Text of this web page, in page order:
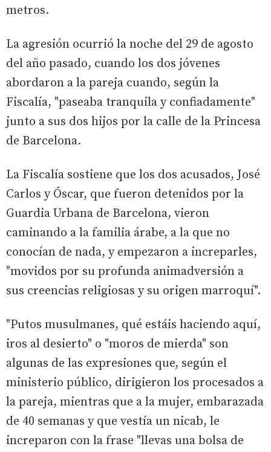
metros.
La agresión ocurrió la noche del 29 de agosto
del año pasado, cuando los dos jóvenes
abordaron a la pareja cuando, según la
Fiscalía, "paseaba tranquila y confiadamente"
junto a sus dos hijos por la calle de la Princesa
de Barcelona.
La Fiscalía sostiene que los dos acusados, José
Carlos y Óscar, que fueron detenidos por la
Guardia Urbana de Barcelona, vieron
caminando a la familia árabe, a la que no
conocían de nada, y empezaron a increparles,
"movidos por su profunda animadversión a
sus creencias religiosas y su origen marroquí".
"Putos musulmanes, qué estáis haciendo aquí,
iros al desierto" o "moros de mierda" son
algunas de las expresiones que, según el
ministerio público, dirigieron los procesados a
la pareja, mientras que a la mujer, embarazada
de 40 semanas y que vestía un nicab, le
increparon con la frase "llevas una bolsa de